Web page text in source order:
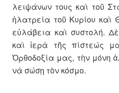
λειψάνων τους καὶ τοῦ
ἡλατρεία τοῦ Κυρίου καὶ
εὐλάβεια καὶ συστολή.
καὶ ἱερὰ τῆς πίστεώς
Ὀρθοδοξία μας, τὴν μόνη
νὰ σώσῃ τὸν κόσμο.